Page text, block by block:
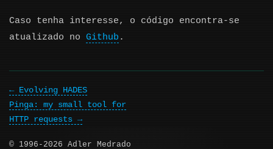
Caso tenha interesse, o código encontra-se
atualizado no Github .
Evolving HADES
Pinga: my small tool for
HTTP requests
© 1996-2026 Adler Medrado